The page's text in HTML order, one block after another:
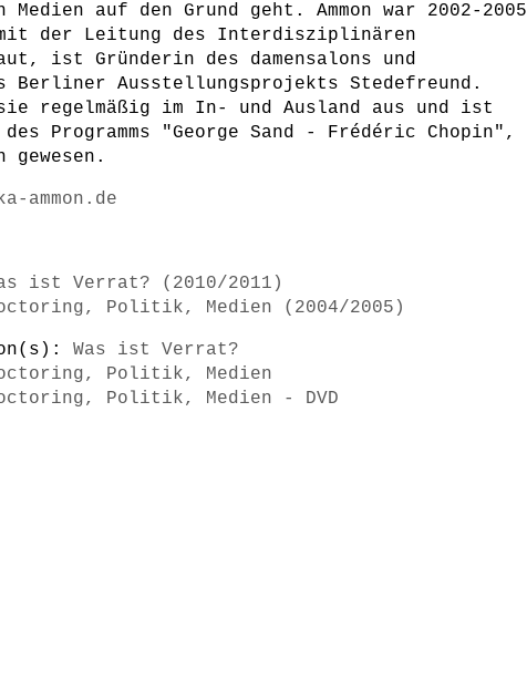
auf den Grund geht. Ammon war 2002-2005
der Leitung des Interdisziplinären
ist Gründerin des damensalons und
Berliner Ausstellungsprojekts Stedefreund.
regelmäßig im In- und Ausland aus und ist
Programms "George Sand - Frédéric Chopin",
gewesen.
ammon.de
ist Verrat? (2010/2011)
Politik, Medien (2004/2005)
Was ist Verrat?
Politik, Medien
Politik, Medien - DVD